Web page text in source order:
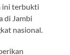
ini terbukti
di Jambi
nasional.